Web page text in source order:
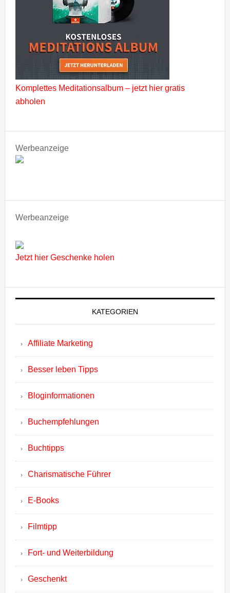
Komplettes Meditationsalbum – jetzt hier gratis
abholen
Werbeanzeige
Werbeanzeige
Jetzt hier Geschenke holen
KATEGORIEN
Affiliate Marketing
Besser leben Tipps
Bloginformationen
Buchempfehlungen
Buchtipps
Charismatische Führer
E-Books
Filmtipp
Fort- und Weiterbildung
Geschenkt